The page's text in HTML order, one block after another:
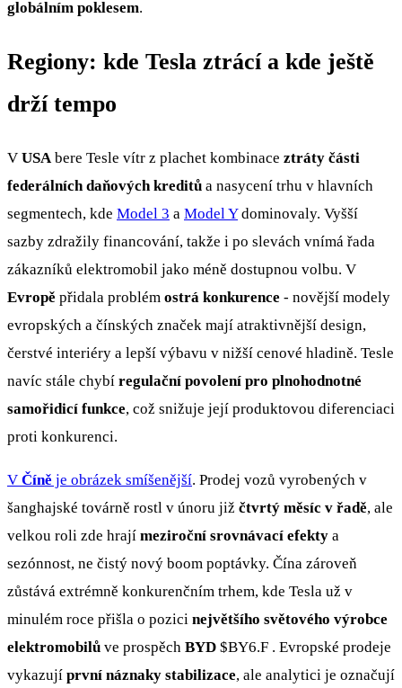
globálním poklesem.
Regiony: kde Tesla ztrácí a kde ještě
drží tempo
V USAbere Tesle vítr z plachet kombinace ztráty části
federálních daňových kreditů a nasycení trhu v hlavních
segmentech, kde Model 3 a Model Ydominovaly. Vyšší
sazby zdražily financování, takže i po slevách vnímá řada
zákazníků elektromobil jako méně dostupnou volbu. V
Evropě přidala problém ostrá konkurence - novější modely
evropských a čínských značek mají atraktivnější design,
čerstvé interiéry a lepší výbavu v nižší cenové hladině. Tesle
navíc stále chybí regulační povolení pro plnohodnotné
samořidicí funkce, což snižuje její produktovou diferenciaci
proti konkurenci.
V Číně je obrázek smíšenější. Prodej vozů vyrobených v
šanghajské továrně rostl v únoru již čtvrtý měsíc v řadě, ale
velkou roli zde hrají meziroční srovnávací efekty a
sezónnost, ne čistý nový boom poptávky. Čína zároveň
zůstává extrémně konkurenčním trhem, kde Tesla už v
minulém roce přišla o pozici největšího světového výrobce
elektromobilů ve prospěch BYD $BY6.F . Evropské prodeje
vykazují první náznaky stabilizace, ale analytici je označují